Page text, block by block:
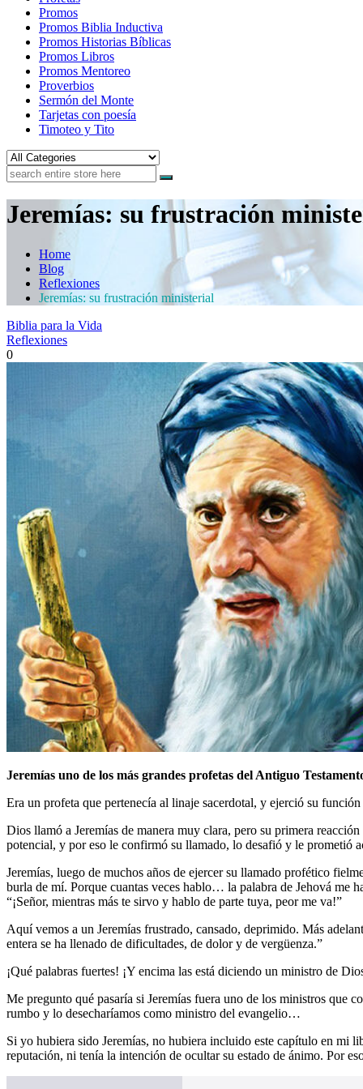
Promos
Promos Biblia Inductiva
Promos Historias Bíblicas
Promos Libros
Promos Mentoreo
Proverbios
Sermón del Monte
Tarjetas con poesía
Timoteo y Tito
Jeremías: su frustración
Home
Blog
Reflexiones
Jeremías: su frustración ministerial
Biblia para la Vida
Reflexiones
0
Jeremías uno de los más grandes profetas del Antiguo
Era un profeta que pertenecía al linaje sacerdotal, y ejerció su
Dios llamó a Jeremías de manera muy clara, pero su primera
potencial, y por eso le confirmó su llamado, lo desafió y le prometió
Jeremías, luego de muchos años de ejercer su llamado profético
burla de mí. Porque cuantas veces hablo… la palabra de Jehová me
“¡Señor, mientras más te sirvo y hablo de parte tuya, peor me va!”
Aquí vemos a un Jeremías frustrado, cansado, deprimido. Más
entera se ha llenado de dificultades, de dolor y de vergüenza.”
¡Qué palabras fuertes! ¡Y encima las está diciendo un ministro de
Me pregunto qué pasaría si Jeremías fuera uno de los ministros que
rumbo y lo desecharíamos como ministro del evangelio…
Si yo hubiera sido Jeremías, no hubiera incluido este capítulo en mi
reputación, ni tenía la intención de ocultar su estado de ánimo. Por